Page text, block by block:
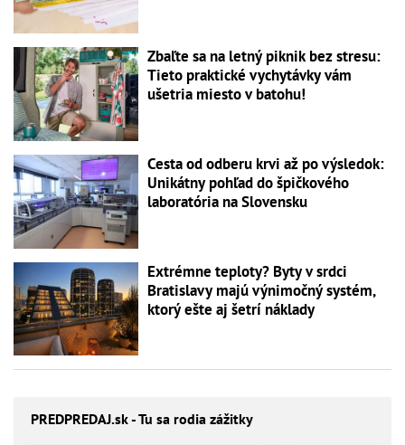
Zbaľte sa na letný piknik bez stresu:
Tieto praktické vychytávky vám
ušetria miesto v batohu!
Cesta od odberu krvi až po výsledok:
Unikátny pohľad do špičkového
laboratória na Slovensku
Extrémne teploty? Byty v srdci
Bratislavy majú výnimočný systém,
ktorý ešte aj šetrí náklady
PREDPREDAJ.sk - Tu sa rodia zážitky